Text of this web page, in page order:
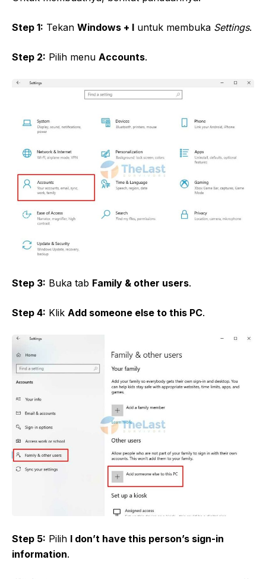
Step 1: Tekan Windows + I untuk membuka Settings.
Step 2: Pilih menu Accounts.
Step 3: Buka tab Family & other users.
Step 4: Klik Add someone else to this PC.
Step 5: Pilih I don’t have this person’s sign-in
information.